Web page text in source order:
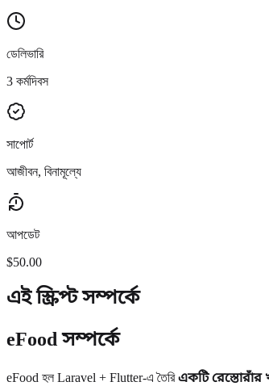
ডেলিভারি
3 কর্মদিবস
সাপোর্ট
আজীবন, বিনামূল্যে
আপডেট
$50.00
এই স্ক্রিপ্ট সম্পর্কে
eFood সম্পর্কে
eFood হল Laravel + Flutter-এ তৈরিএকটি রেস্তোরাঁর